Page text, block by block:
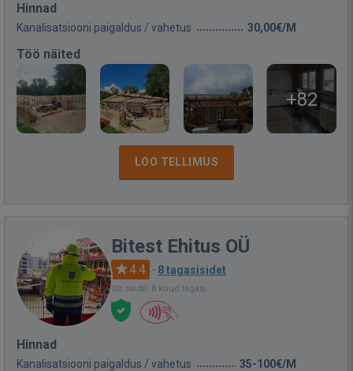
Hinnad
Kanalisatsiooni paigaldus / vahetus 30,00€/M
Töö näited
+82
LOO TELLIMUS
Bitest Ehitus OÜ
4.4 · 8 tagasisidet
Oli saidil: 8 kuud tagasi
Hinnad
Kanalisatsiooni paigaldus / vahetus 35-100€/M